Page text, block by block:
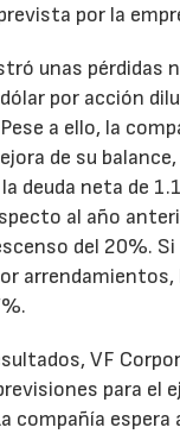
por la
unas pérdidas
por acción
a ello, la
de su
deuda neta de
al año
del 20%.
arrendamientos,
VF
para el
compañía espera